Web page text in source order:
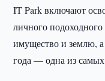
IT Park включают
личного
имущество и землю,
года — одна из